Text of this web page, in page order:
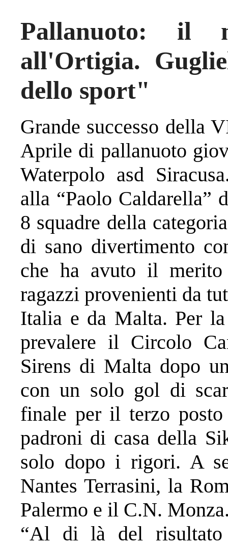
Pallanuoto: il
all'Ortigia.
dello sport"
Grande successo della
Aprile di pallanuoto
Waterpolo asd
alla “Paolo Caldarella”
8 squadre della
di sano divertimento
che ha avuto il
ragazzi provenienti da
Italia e da Malta. Per
prevalere il Circolo
Sirens di Malta dopo
con un solo gol di
finale per il terzo
padroni di casa della
solo dopo i rigori. A
Nantes Terrasini, la
Palermo e il C.N.
“Al di là del risultato